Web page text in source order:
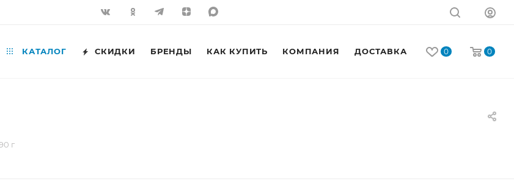
0 0
КАТАЛОГ СКИДКИ БРЕНДЫ КАК КУПИТЬ КОМПАНИЯ ДОСТАВКА
г